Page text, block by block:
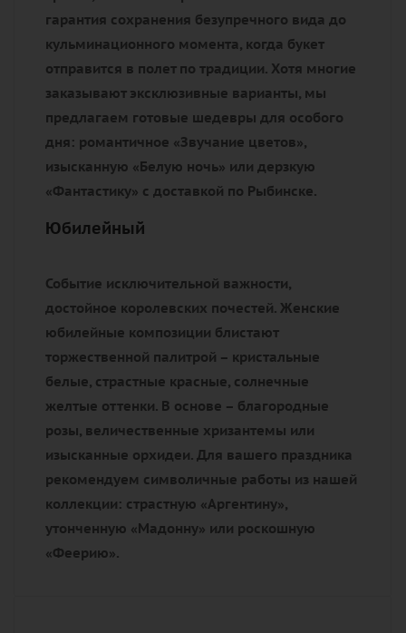
гарантия сохранения безупречного вида до
кульминационного момента, когда букет
отправится в полет по традиции. Хотя многие
заказывают эксклюзивные варианты, мы
предлагаем готовые шедевры для особого
дня: романтичное «Звучание цветов»,
изысканную «Белую ночь» или дерзкую
«Фантастику» с доставкой по Рыбинске.
Юбилейный
Событие исключительной важности,
достойное королевских почестей. Женские
юбилейные композиции блистают
торжественной палитрой – кристальные
белые, страстные красные, солнечные
желтые оттенки. В основе – благородные
розы, величественные хризантемы или
изысканные орхидеи. Для вашего праздника
рекомендуем символичные работы из нашей
коллекции: страстную «Аргентину»,
утонченную «Мадонну» или роскошную
«Феерию».